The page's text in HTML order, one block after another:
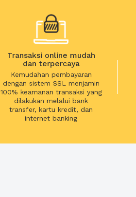
Transaksi online mudah
dan terpercaya
Kemudahan pembayaran
dengan sistem SSL menjamin
100% keamanan transaksi yang
dilakukan melalui bank
transfer, kartu kredit, dan
internet banking